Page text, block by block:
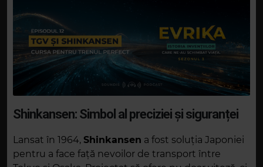
Shinkansen: Simbol al preciziei și siguranței
Lansat în 1964, Shinkansen a fost soluția Japoniei
pentru a face față nevoilor de transport între